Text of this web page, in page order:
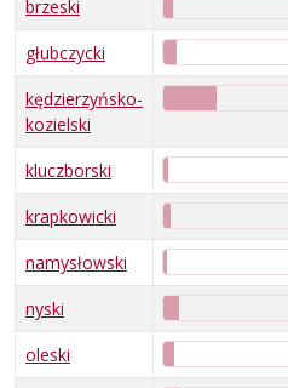
brzeski
głubczycki
kędzierzyńsko-
kozielski
kluczborski
krapkowicki
namysłowski
nyski
oleski